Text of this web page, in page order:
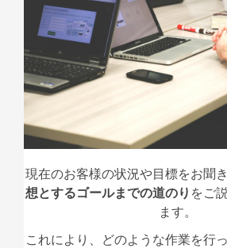
現在のお客様の状況や目標をお聞
想とするゴールまでの道のり をご
ます。
これにより、どのような作業を行